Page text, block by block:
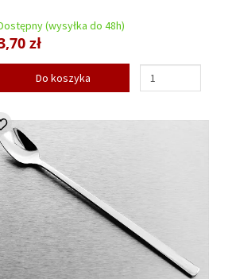
(wysyłka do 48h)
zł
Do koszyka